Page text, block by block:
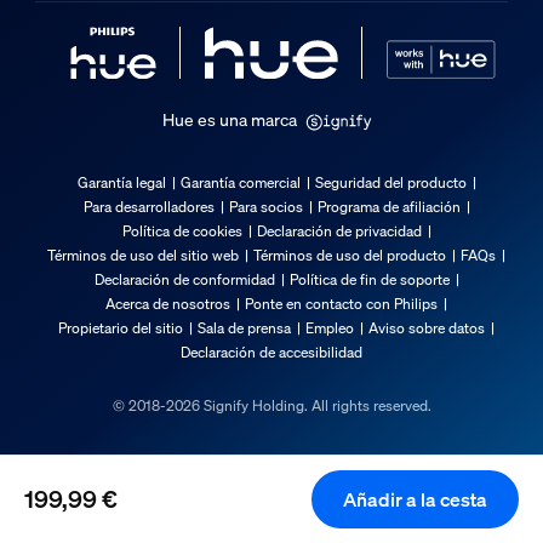
199,99 € Añadir a la cesta
Longitud
86 mm
Anchura
929003816503
Servicio
Garantía
2 años
Seguridad para exteriores
Red eléctrica
What tools do I need to install the Hue
Hue es una marca
Garantía legal Garantía comercial
Seguridad del producto
Para desarrolladores
Para socios
Programa de afiliación
Política de cookies
Declaración de privacidad
Términos de uso del sitio web
Términos de uso del producto
FAQs
Declaración de conformidad
Política de fin de soporte
Acerca de nosotros
Ponte en contacto con Philips
Propietario del sitio
Sala de prensa Empleo
Aviso sobre datos
Declaración de accesibilidad
© 2018-2026 Signify Holding. All rights reserved.